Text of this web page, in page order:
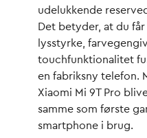
udelukkende
Det betyder, at du
lysstyrke,
touchfunktionalitet
en fabriksny telefon.
Xiaomi Mi 9T Pro
samme som første
smartphone i brug.